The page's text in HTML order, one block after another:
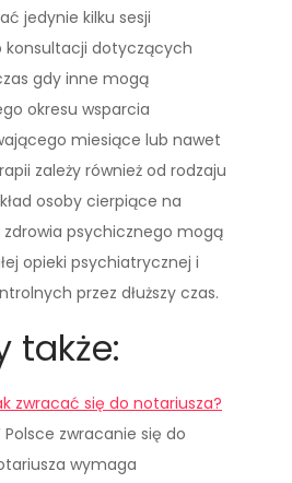
jedynie kilku sesji
dotyczących
gdy inne mogą
okresu wsparcia
miesiące lub nawet
zależy również od rodzaju
osoby cierpiące na
zdrowia psychicznego mogą
opieki psychiatrycznej i
przez dłuższy czas.
także:
zwracać się do notariusza?
Polsce zwracanie się do
wymaga